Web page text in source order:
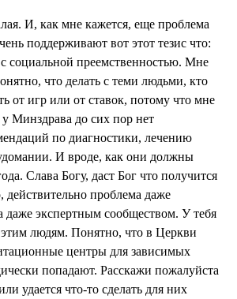
И, как мне кажется, еще проблема
поддерживают вот этот тезис что:
с социальной преемственностью. Мне
что делать с теми людьми, кто
от игр или от ставок, потому что мне
у Минздрава до сих пор нет
по диагностики, лечению
И вроде, как они должны
Слава Богу, даст Бог что получится
действительно проблема даже
даже экспертным сообществом. У тебя
людям. Понятно, что в Церкви
центры для зависимых
попадают. Расскажи пожалуйста
удается что-то сделать для них